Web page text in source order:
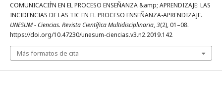
COMUNICACIÍ’N EN EL PROCESO ENSEÑANZA &amp; APRENDIZAJE: LAS
INCIDENCIAS DE LAS TIC EN EL PROCESO ENSEÑANZA-APRENDIZAJE.
UNESUM - Ciencias. Revista Científica Multidisciplinaria,3(2), 01–08.
https://doi.org/10.47230/unesum-ciencias.v3.n2.2019.142
Más formatos de cita